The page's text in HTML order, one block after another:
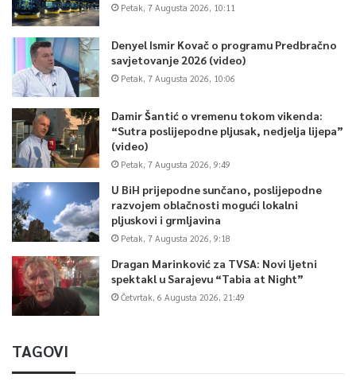
Petak, 7 Augusta 2026, 10:11
Denyel Ismir Kovač o programu Predbračno
savjetovanje 2026 (video)
Petak, 7 Augusta 2026, 10:06
Damir Šantić o vremenu tokom vikenda:
“Sutra poslijepodne pljusak, nedjelja lijepa”
(video)
Petak, 7 Augusta 2026, 9:49
U BiH prijepodne sunčano, poslijepodne
razvojem oblačnosti mogući lokalni
pljuskovi i grmljavina
Petak, 7 Augusta 2026, 9:18
Dragan Marinković za TVSA: Novi ljetni
spektakl u Sarajevu “Tabia at Night”
Četvrtak, 6 Augusta 2026, 21:49
TAGOVI